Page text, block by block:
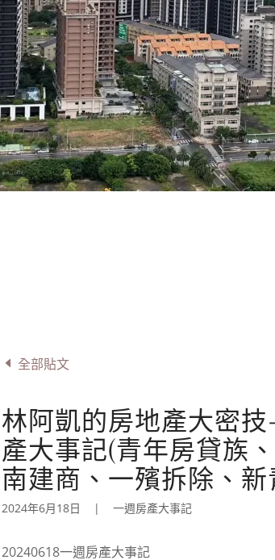
全部貼文
林阿凱的房地產大密
產大事記(青年房貸族
南建商、一殯拆除、
2024年6月18日 | 一週房產大事記
20240618一週房產大事記